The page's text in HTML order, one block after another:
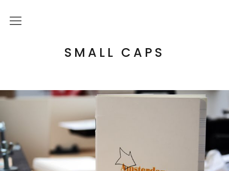
SMALL CAPS
Über mich
Letterpress Workshops
Online Kurs
Blog